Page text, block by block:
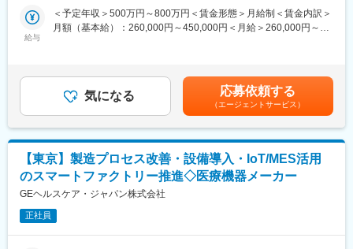
ションです。
測し、調達計画を立案・実行する。
・サプライヤー管理と購買業務：
サプライヤーとの連携を密にし、納期・品質・コストを考慮した
・在庫管理と最適化：
在庫レベルの適正化を図り、過剰在庫や欠品を防止。棚卸しリー
ド、在庫回転率分析、不良在庫削減を推進。
・製造部門との連携：
生産スケジュールと材料供給の整合性を確保し、計画変更や緊急
対応に柔軟に対応。
・データ分析と改善提案：
給与
＜予定年収＞500万円～800万円＜賃金形態＞月給制＜賃金内訳＞
月額（基本給）：260,000円～450,000円＜月給＞260,000円～
固定手当を含めた表記です。
気になる 応募依頼する
（エージェントサービス）
【東京】製造プロセス改善・設備導入・IoT/MES活用
のスマートファクトリー推進◇医療機器メーカー
GEヘルスケア・ジャパン株式会社
正社員